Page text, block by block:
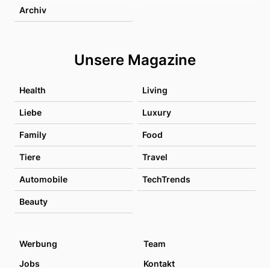
Archiv
Unsere Magazine
Health Living
Liebe Luxury
Family Food
Tiere Travel
Automobile TechTrends
Beauty
Werbung
Team
Jobs
Kontakt